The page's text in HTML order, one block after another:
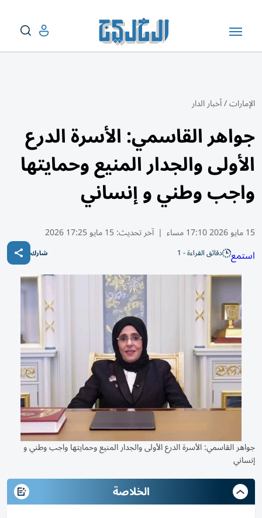
الإمارات/أخبار الدار
جواهر القاسمي: الأسرة الدرع
الأولى والجدار المنيع وحمايتها
واجب وطني و إنساني
15 مايو 2026 17:10 مساء | آخر تحديث:15 مايو 17:25 2026
استمع دقائق القراءة - 1 شارك
جواهر القاسمي: الأسرة الدرع الأولى والجدار المنيع وحمايتها واجب وطني و
إنساني
الخلاصة